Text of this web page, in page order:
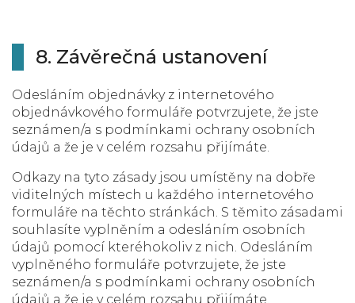
8. Závěrečná ustanovení
Odesláním objednávky z internetového
objednávkového formuláře potvrzujete, že jste
seznámen/a s podmínkami ochrany osobních
údajů a že je v celém rozsahu přijímáte.
Odkazy na tyto zásady jsou umístěny na dobře
viditelných místech u každého internetového
formuláře na těchto stránkách. S těmito zásadami
souhlasíte vyplněním a odesláním osobních
údajů pomocí kteréhokoliv z nich. Odesláním
vyplněného formuláře potvrzujete, že jste
seznámen/a s podmínkami ochrany osobních
údajů a že je v celém rozsahu přijímáte.